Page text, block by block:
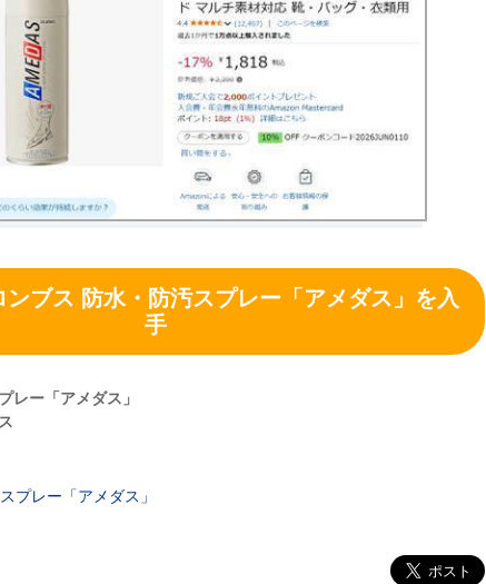
ンブス 防水・防汚スプレー「アメダス」を入
手
レー「アメダス」
プレー「アメダス」